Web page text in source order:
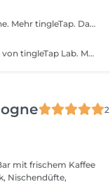
Jetzt wird´s intensiver! Mehr Zeit. Mehr Ruhe. Mehr tingleTap. Das Erlebnis wird intensiver und eröffnet neue Kombinationen aus Klang, Berührung und Sinneseindrücken. Inklusive: Nutzung von bis zu 4 facettenreichen tingleTaps. Zusätzlich 2 filigrane Natur-tingleTaps - Nach deinem tingleTap-Erlebnis gehören sie ganz dir und können dich auch bei künftigen Besuchen wieder begleiten.
Mehr tingleTap geht kaum! Die volle Vielfalt von tingleTap Lab. Mehr Zeit, mehr Individualität und noch mehr Raum für tiefe Entspannung. Inklusive: Nutzung von bis zu 5 facettenreichen tingleTaps. Zusätzlich 2 filigrane Natur-tingleTaps und 1 charaktervoller tingleTap. Nach deinem tingleTap-Erlebnis gehören die drei Natur-tingleTaps ganz dir und können dich auf Wunsch auch bei zukünftigen Besuchen wieder begleiten. Persönliche Aroma-Nuance - wähle aus einer Auswahl von Bio-ätherischer Öle deine persönliche Duftnote für eine zusätzliche Sinnesebene.
2
mit frischem Kaffee
Nischendüfte,